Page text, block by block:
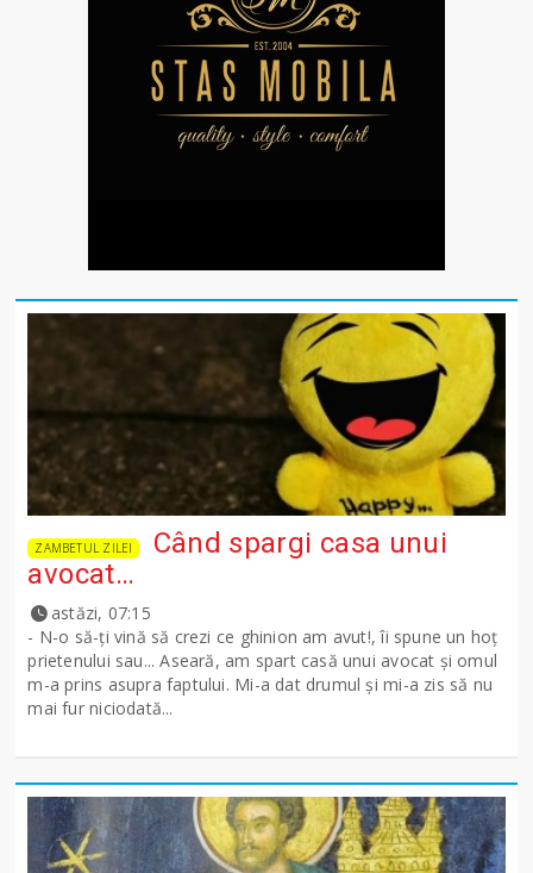
ZAMBETUL ZILEI
Când spargi casa unui
avocat…
astăzi, 07:15
- N-o să-ţi vină să crezi ce ghinion am avut!, îi spune un hoţ
prietenului sau... Aseară, am spart casă unui avocat şi omul
m-a prins asupra faptului. Mi-a dat drumul şi mi-a zis să nu
mai fur niciodată...